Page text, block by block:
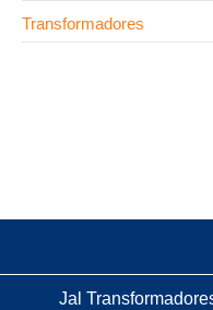
Transformadores
Jal